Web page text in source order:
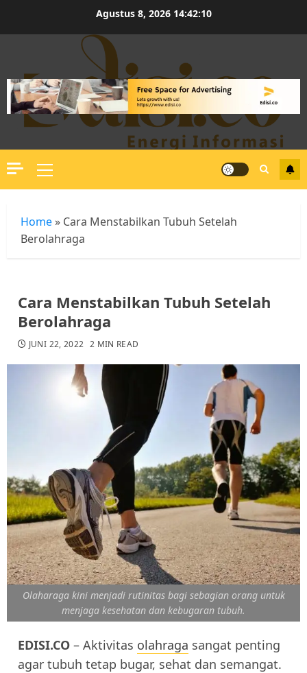
Agustus 8, 2026 14:42:10
Primary
Menu
Home » Cara Menstabilkan Tubuh Setelah
Berolahraga
Cara Menstabilkan Tubuh Setelah
Berolahraga
JUNI 22, 2022 2 MIN READ
Olaharaga kini menjadi rutinitas bagi sebagian orang untuk
menjaga kesehatan dan kebugaran tubuh.
EDISI.CO – Aktivitas olahraga sangat penting
agar tubuh tetap bugar, sehat dan semangat.